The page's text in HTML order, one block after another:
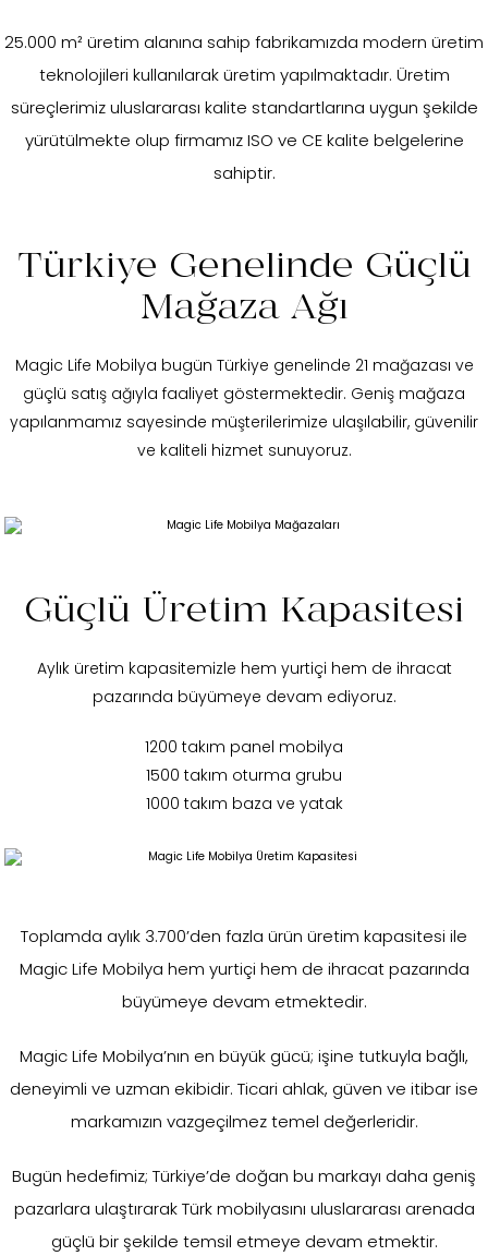
25.000 m² üretim alanına sahip fabrikamızda modern üretim
teknolojileri kullanılarak üretim yapılmaktadır. Üretim
süreçlerimiz uluslararası kalite standartlarına uygun şekilde
yürütülmekte olup firmamız ISO ve CE kalite belgelerine
sahiptir.
Türkiye Genelinde Güçlü
Mağaza Ağı
Magic Life Mobilya bugün Türkiye genelinde 21 mağazası ve
güçlü satış ağıyla faaliyet göstermektedir. Geniş mağaza
yapılanmamız sayesinde müşterilerimize ulaşılabilir, güvenilir
ve kaliteli hizmet sunuyoruz.
Güçlü Üretim Kapasitesi
Aylık üretim kapasitemizle hem yurtiçi hem de ihracat
pazarında büyümeye devam ediyoruz.
1200 takım panel mobilya
1500 takım oturma grubu
1000 takım baza ve yatak
Toplamda aylık 3.700’den fazla ürün üretim kapasitesi ile
Magic Life Mobilya hem yurtiçi hem de ihracat pazarında
büyümeye devam etmektedir.
Magic Life Mobilya’nın en büyük gücü; işine tutkuyla bağlı,
deneyimli ve uzman ekibidir. Ticari ahlak, güven ve itibar ise
markamızın vazgeçilmez temel değerleridir.
Bugün hedefimiz; Türkiye’de doğan bu markayı daha geniş
pazarlara ulaştırarak Türk mobilyasını uluslararası arenada
güçlü bir şekilde temsil etmeye devam etmektir.